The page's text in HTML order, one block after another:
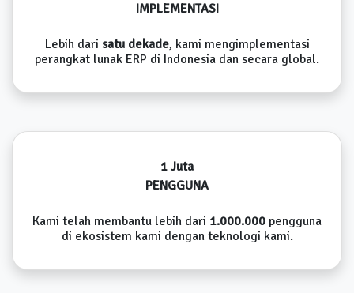
IMPLEMENTASI
Lebih dari satu dekade, kami mengimplementasi
perangkat lunak ERP di Indonesia dan secara global.
1 Juta
PENGGUNA
Kami telah membantu lebih dari 1.000.000 pengguna
di ekosistem kami dengan teknologi kami.